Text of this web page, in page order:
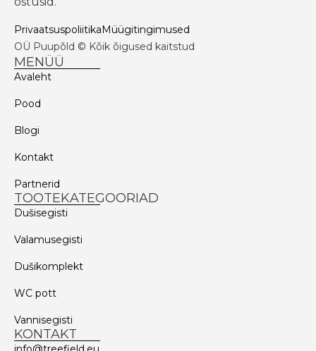
PrivaatsuspoliitikaMüügitingimused
OÜ Puupõld © Kõik õigused kaitstud
MENÜÜ
Avaleht
Pood
Blogi
Kontakt
Partnerid
TOOTEKATEGOORIAD
Dušisegisti
Valamusegisti
Dušikomplekt
WC pott
Vannisegisti
KONTAKT